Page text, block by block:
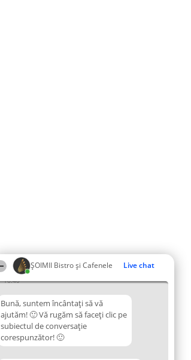
ȘOIMII Bistro și Cafenele Live chat
16:40
Bună, suntem încântați să vă
ajutăm! 🙂 Vă rugăm să faceți clic pe
subiectul de conversație
corespunzător! 🙂